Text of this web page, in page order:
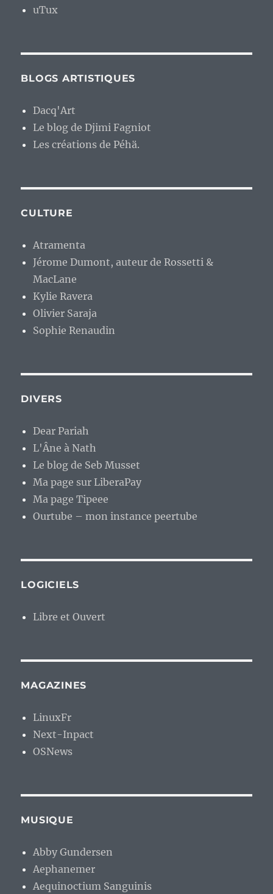
uTux
BLOGS ARTISTIQUES
Dacq'Art
Le blog de Djimi Fagniot
Les créations de Péhä.
CULTURE
Atramenta
Jérome Dumont, auteur de Rossetti &
MacLane
Kylie Ravera
Olivier Saraja
Sophie Renaudin
DIVERS
Dear Pariah
L'Âne à Nath
Le blog de Seb Musset
Ma page sur LiberaPay
Ma page Tipeee
Ourtube – mon instance peertube
LOGICIELS
Libre et Ouvert
MAGAZINES
LinuxFr
Next-Inpact
OSNews
MUSIQUE
Abby Gundersen
Aephanemer
Aequinoctium Sanguinis